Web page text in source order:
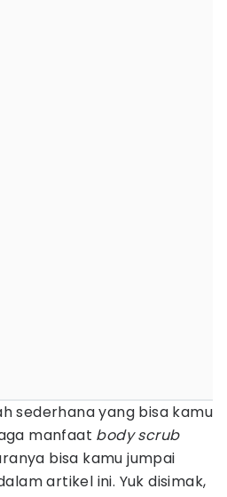
sederhana yang bisa kamu
manfaat body scrub
bisa kamu jumpai
artikel ini. Yuk disimak,